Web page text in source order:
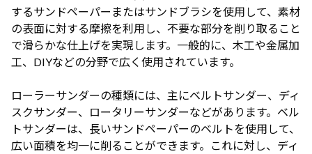
するサンドペーパーまたはサンドブラシを使用して、素材
の表面に対する摩擦を利用し、不要な部分を削り取ること
で滑らかな仕上げを実現します。一般的に、木工や金属加
工、DIYなどの分野で広く使用されています。
ローラーサンダーの種類には、主にベルトサンダー、ディ
スクサンダー、ロータリーサンダーなどがあります。ベル
トサンダーは、長いサンドペーパーのベルトを使用して、
広い面積を均一に削ることができます。これに対し、ディ